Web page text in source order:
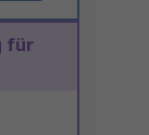
für